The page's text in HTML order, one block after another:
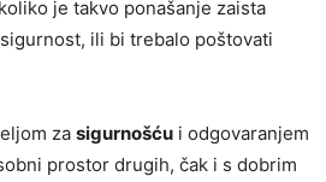
je takvo ponašanje zaista
ili bi trebalo poštovati
za sigurnošću i odgovaranjem
prostor drugih, čak i s dobrim